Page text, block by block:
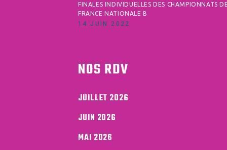
FINALES INDIVIDUELLES DES CHAMPIONNATS
FRANCE NATIONALE B
14 JUIN 2022
NOS RDV
JUILLET 2026
JUIN 2026
MAI 2026